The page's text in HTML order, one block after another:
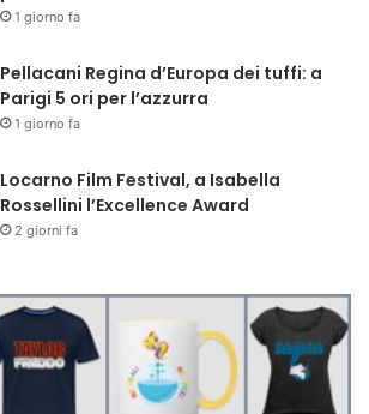
1 giorno fa
Pellacani Regina d’Europa dei tuffi: a
Parigi 5 ori per l’azzurra
1 giorno fa
Locarno Film Festival, a Isabella
Rossellini l’Excellence Award
2 giorni fa